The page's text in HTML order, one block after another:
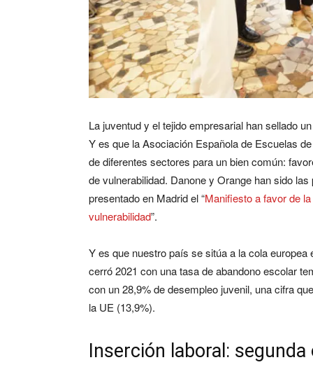
La juventud y el tejido empresarial han sellado
Y es que la Asociación Española de Escuelas
de diferentes sectores para un bien común:
de vulnerabilidad. Danone y Orange han sido
presentado en Madrid el “Manifiesto a favor de
vulnerabilidad”.
Y es que nuestro país se sitúa a la cola
cerró 2021 con una tasa de abandono escolar
con un 28,9% de desempleo juvenil, una cifra
la UE (13,9%).
Inserción laboral: